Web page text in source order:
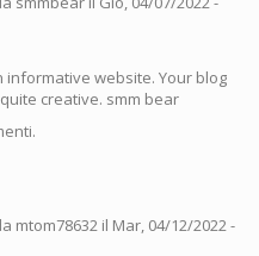
informative website. Your blog
creative. smm bear
mtom78632 il Mar, 04/12/2022 -